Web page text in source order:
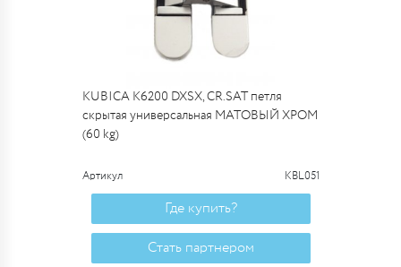
KUBICA K6200 DXSX, CR.SAT петля
скрытая универсальная МАТОВЫЙ ХРОМ
(60 kg)
Артикул KBL051
Где купить?
Стать партнером